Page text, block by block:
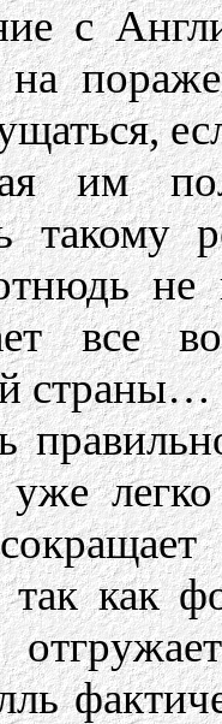
с
на
им
такому
не
все
страны…
уже
так как